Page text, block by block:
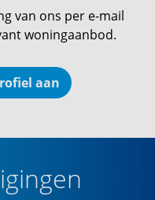
van ons per e-mail
woningaanbod.
aan